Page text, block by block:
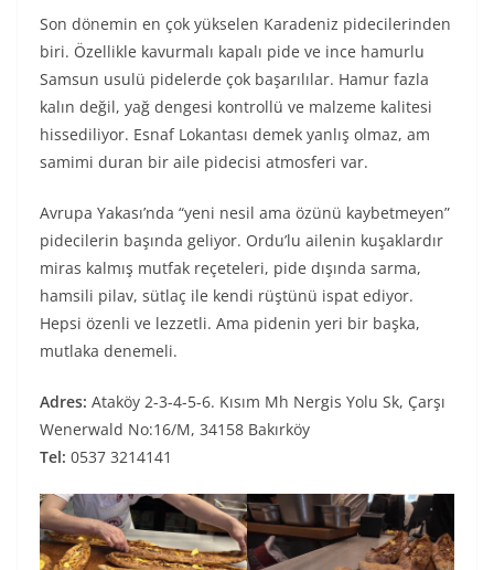
Son dönemin en çok yükselen Karadeniz pidecilerinden
biri. Özellikle kavurmalı kapalı pide ve ince hamurlu
Samsun usulü pidelerde çok başarılılar. Hamur fazla
kalın değil, yağ dengesi kontrollü ve malzeme kalitesi
hissediliyor. Esnaf Lokantası demek yanlış olmaz, am
samimi duran bir aile pidecisi atmosferi var.
Avrupa Yakası’nda “yeni nesil ama özünü kaybetmeyen”
pidecilerin başında geliyor. Ordu’lu ailenin kuşaklardır
miras kalmış mutfak reçeteleri, pide dışında sarma,
hamsili pilav, sütlaç ile kendi rüştünü ispat ediyor.
Hepsi özenli ve lezzetli. Ama pidenin yeri bir başka,
mutlaka denemeli.
Adres: Ataköy 2-3-4-5-6. Kısım Mh Nergis Yolu Sk, Çarşı
Wenerwald No:16/M, 34158 Bakırköy
Tel: 0537 3214141